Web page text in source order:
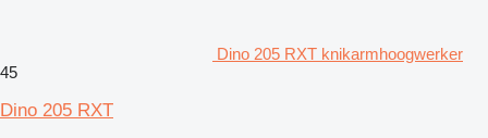
Dino 205 RXT knikarmhoogwerker
45
Dino 205 RXT